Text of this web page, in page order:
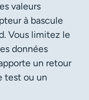
valeurs
à bascule
Vous limitez le
données
un retour
test ou un